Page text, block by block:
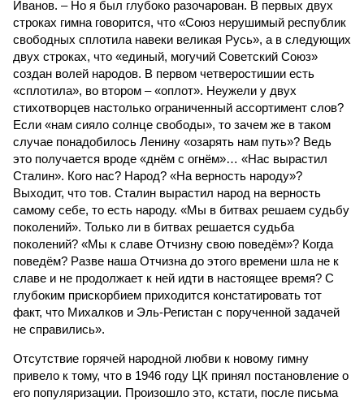
Иванов. – Но я был глубоко разочарован. В первых двух
строках гимна говорится, что «Союз нерушимый республик
свободных сплотила навеки великая Русь», а в следующих
двух строках, что «единый, могучий Советский Союз»
создан волей народов. В первом четверостишии есть
«сплотила», во втором – «оплот». Неужели у двух
стихотворцев настолько ограниченный ассортимент слов?
Если «нам сияло солнце свободы», то зачем же в таком
случае понадобилось Ленину «озарять нам путь»? Ведь
это получается вроде «днём с огнём»… «Нас вырастил
Сталин». Кого нас? Народ? «На верность народу»?
Выходит, что тов. Сталин вырастил народ на верность
самому себе, то есть народу. «Мы в битвах решаем судьбу
поколений». Только ли в битвах решается судьба
поколений? «Мы к славе Отчизну свою поведём»? Когда
поведём? Разве наша Отчизна до этого времени шла не к
славе и не продолжает к ней идти в настоящее время? С
глубоким прискорбием приходится констатировать тот
факт, что Михалков и Эль-Регистан с порученной задачей
не справились».
Отсутствие горячей народной любви к новому гимну
привело к тому, что в 1946 году ЦК принял постановление о
его популяризации. Произошло это, кстати, после письма